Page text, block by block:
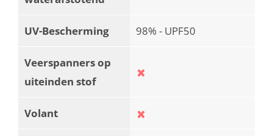
UV-Bescherming 98% - UPF50
Veerspanners op
uiteinden stof
Volant